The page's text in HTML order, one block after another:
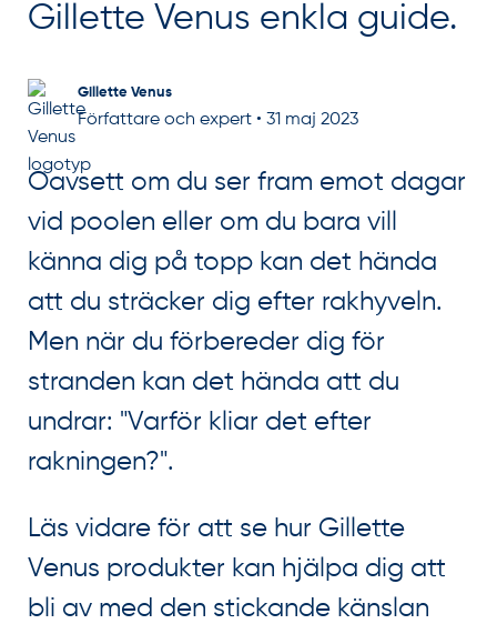
Gillette Venus
Författare och expert • 31 maj 2023
Gillette Venus enkla guide.
Oavsett om du ser fram emot dagar
vid poolen eller om du bara vill
känna dig på topp kan det hända
att du sträcker dig efter rakhyveln.
Men när du förbereder dig för
stranden kan det hända att du
undrar: "Varför kliar det efter
rakningen?".
Läs vidare för att se hur Gillette
Venus produkter kan hjälpa dig att
bli av med den stickande känslan